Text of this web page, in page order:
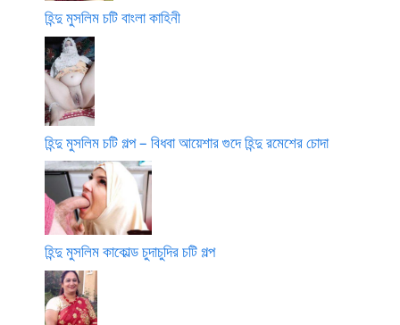
হিন্দু মুসলিম চটি বাংলা কাহিনী
হিন্দু মুসলিম চটি গল্প – বিধবা আয়েশার গুদে হিন্দু রমেশের চোদা
হিন্দু মুসলিম কাকোল্ড চুদাচুদির চটি গল্প